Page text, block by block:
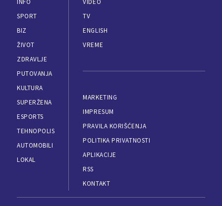
SPORT
BIZ
ŽIVOT
ZDRAVLJE
PUTOVANJA
KULTURA
SUPERŽENA
ESPORTS
TEHNOPOLIS
AUTOMOBILI
LOKAL
TV
ENGLISH
VREME
MARKETING
IMPRESUM
PRAVILA KORIŠĆENJA
POLITIKA PRIVATNOSTI
APLIKACIJE
RSS
KONTAKT